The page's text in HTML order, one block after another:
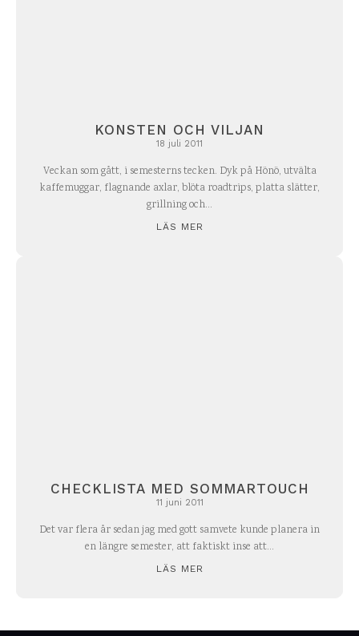
KONSTEN OCH VILJAN
18 juli 2011
Veckan som gått, i semesterns tecken. Dyk på Hönö, utvälta
kaffemuggar, flagnande axlar, blöta roadtrips, platta slätter,
grillning och...
LÄS MER
CHECKLISTA MED SOMMARTOUCH
11 juni 2011
Det var flera år sedan jag med gott samvete kunde planera in
en längre semester, att faktiskt inse att...
LÄS MER